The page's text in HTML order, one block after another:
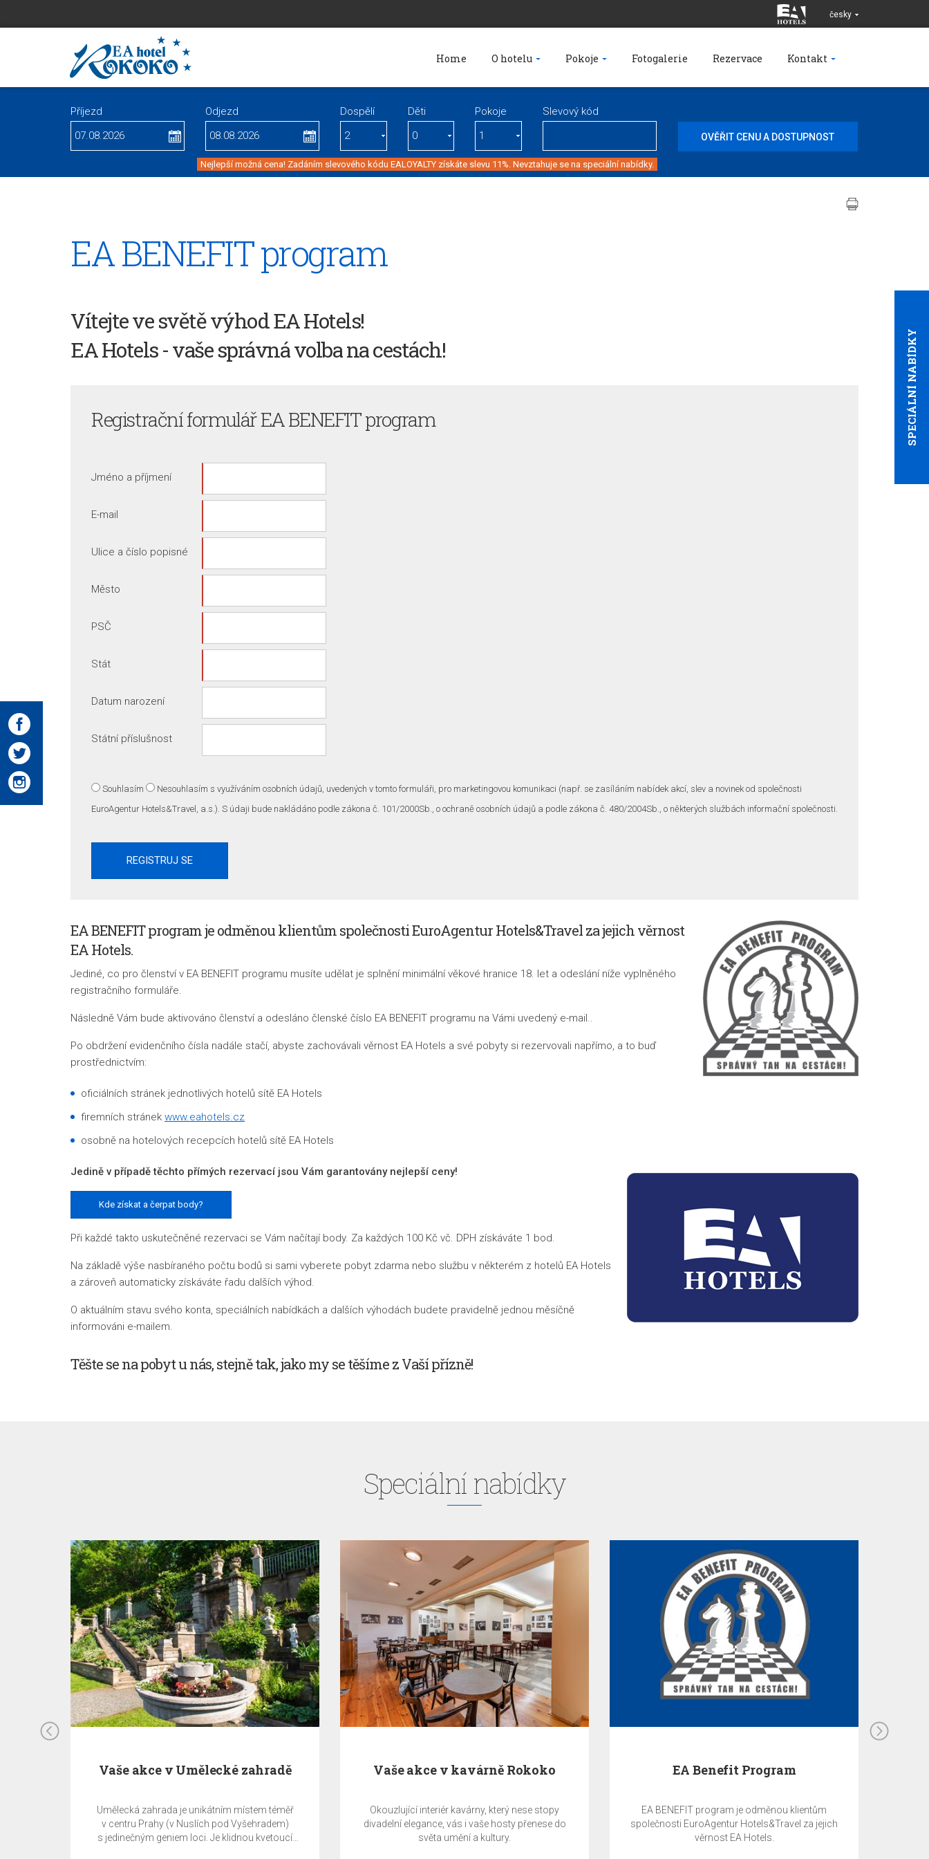
česky
Home O hotelu Pokoje Fotogalerie Rezervace Kontakt
Příjezd Odjezd Dospělí Děti Pokoje Slevový kód
Nejlepší možná cena! Zadáním slevového kódu EALOYALTY získáte slevu 11%. Nevztahuje se na speciální nabídky.
SPECIÁLNÍ NABÍDKY
EA BENEFIT program
Vítejte ve světě výhod EA Hotels!
EA Hotels - vaše správná volba na cestách!
Registrační formulářEA BENEFIT program
Jméno a příjmení
E-mail
Ulice a číslo popisné
Město
PSČ
Stát
Datum narození
Státní příslušnost
Souhlasím Nesouhlasím s využíváním osobních údajů, uvedených v tomto formuláři, pro marketingovou komunikaci (např. se zasíláním nabídek akcí, slev a novinek od společnosti
EuroAgentur Hotels&Travel, a.s.). S údaji bude nakládáno podle zákona č. 101/2000Sb., o ochraně osobních údajů a podle zákona č. 480/2004Sb., o některých službách informační společnosti.
EA BENEFIT program je odměnou klientům společnosti EuroAgentur Hotels&Travel za jejich věrnost
EA Hotels.
Jediné, co pro členství v EA BENEFIT programu musíte udělat je splnění minimální věkové hranice 18. let a odeslání níže vyplněného
registračního formuláře.
Následně Vám bude aktivováno členství a odesláno členské číslo EA BENEFIT programu na Vámi uvedený e-mail..
Po obdržení evidenčního čísla nadále stačí, abyste zachovávali věrnost EA Hotels a své pobyty si rezervovali napřímo, a to buď
prostřednictvím:
oficiálních stránek jednotlivých hotelů sítě EA Hotels
firemních stránek www.eahotels.cz
osobně na hotelových recepcích hotelů sítě EA Hotels
Jedině v případě těchto přímých rezervací jsou Vám garantovány nejlepší ceny!
Kde získat a čerpat body?
Při každé takto uskutečněné rezervaci se Vám načítají body. Za každých 100 Kč vč. DPH získáváte 1 bod.
Na základě výše nasbíraného počtu bodů si sami vyberete pobyt zdarma nebo službu v některém z hotelů EA Hotels
a zároveň automaticky získáváte řadu dalších výhod.
O aktuálním stavu svého konta, speciálních nabídkách a dalších výhodách budete pravidelně jednou měsíčně
informováni e-mailem.
Těšte se na pobyt u nás, stejně tak, jako my se těšíme z Vaší přízně!
Speciální nabídky
Vaše akce v Umělecké zahradě
Umělecká zahrada je unikátním místem téměř
v centru Prahy (v Nuslích pod Vyšehradem)
s jedinečným geniem loci. Je klidnou kvetoucí
Vaše akce v kavárně Rokoko
Okouzlující interiér kavárny, který nese stopy
divadelní elegance, vás i vaše hosty přenese do
světa umění a kultury.
EA Benefit Program
EA BENEFIT program je odměnou klientům
společnosti EuroAgentur Hotels&Travel za jejich
věrnost EA Hotels.